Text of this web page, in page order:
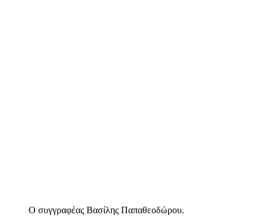
Ο συγγραφέας Βασίλης Παπαθεοδώρου.